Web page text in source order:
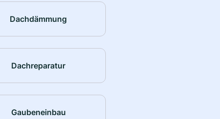
Dachdämmung
Dachreparatur
Gaubeneinbau